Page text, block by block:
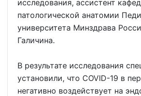
исследования, ассистент
патологической анатомии
университета Минздрава
Галичина.
В результате исследования
установили, что COVID-19 в
негативно воздействует на